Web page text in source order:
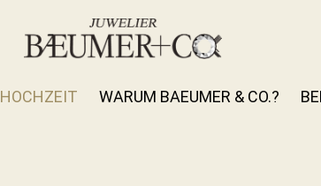
HOCHZEIT WARUM BAEUMER & CO.?